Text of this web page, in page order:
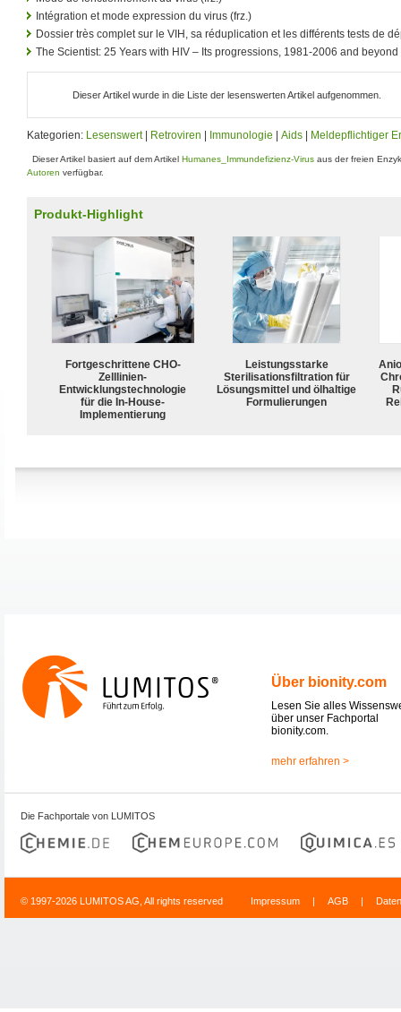
Intégration et mode expression du virus (frz.)
Dossier très complet sur le VIH, sa réduplication et les différents tests de
The Scientist: 25 Years with HIV – Its progressions, 1981-2006 and
Dieser Artikel wurde in die Liste der lesenswerten Artikel aufgenommen.
Kategorien: Lesenswert| Retroviren Immunologie Aids Meldepflichtiger
Dieser Artikel basiert auf dem Artikel Humanes_Immundefizienz-Virus aus der freien
Autoren verfügbar.
Produkt-Highlight
Fortgeschrittene CHO-
Zelllinien-
Entwicklungstechnologie
für die In-House-
Implementierung
Leistungsstarke
Sterilisationsfiltration für
Lösungsmittel und ölhaltige
Formulierungen
Über bionity.com
Lesen Sie alles
über unser Fachportal
bionity.com.
mehr erfahren >
Die Fachportale von LUMITOS
© 1997-2026 LUMITOS AG, All rights reserved Impressum AGB